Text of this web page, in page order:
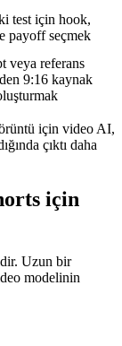
test için hook,
payoff seçmek
veya referans
9:16 kaynak
için video AI,
çıktı daha
için
Uzun bir
modelinin